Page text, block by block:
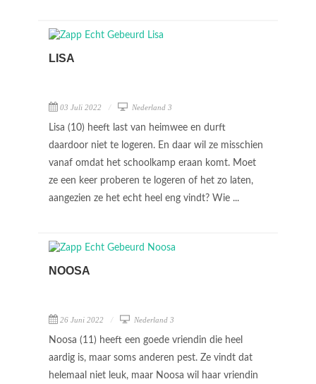
LISA
03 Juli 2022 Nederland 3
Lisa (10) heeft last van heimwee en durft
daardoor niet te logeren. En daar wil ze misschien
vanaf omdat het schoolkamp eraan komt. Moet
ze een keer proberen te logeren of het zo laten,
aangezien ze het echt heel eng vindt? Wie ...
NOOSA
26 Juni 2022 Nederland 3
Noosa (11) heeft een goede vriendin die heel
aardig is, maar soms anderen pest. Ze vindt dat
helemaal niet leuk, maar Noosa wil haar vriendin